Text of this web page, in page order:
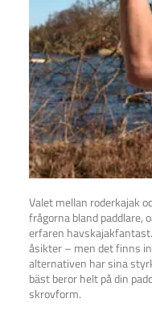
Valet mellan roderkajak
frågorna bland paddlare,
erfaren
åsikter – men det finns
alternativen har sina
bäst beror helt på din
skrovform.